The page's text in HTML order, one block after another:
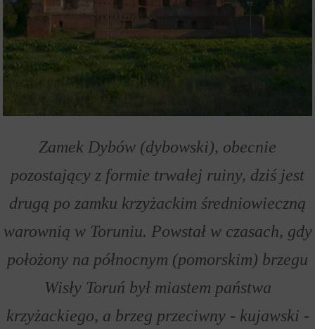
Zamek Dybów (dybowski), obecnie
pozostający z formie trwałej ruiny, dziś jest
drugą po zamku krzyżackim średniowieczną
warownią w Toruniu. Powstał w czasach, gdy
położony na północnym (pomorskim) brzegu
Wisły Toruń był miastem państwa
krzyżackiego, a brzeg przeciwny - kujawski -